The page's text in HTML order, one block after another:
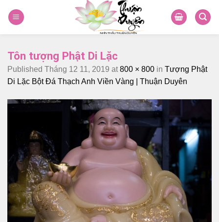
Tôn tượng Phật Di Lặc
Published Tháng 12 11, 2019 at 800 × 800 in Tượng Phật
Di Lặc Bột Đá Thạch Anh Viền Vàng | Thuận Duyên